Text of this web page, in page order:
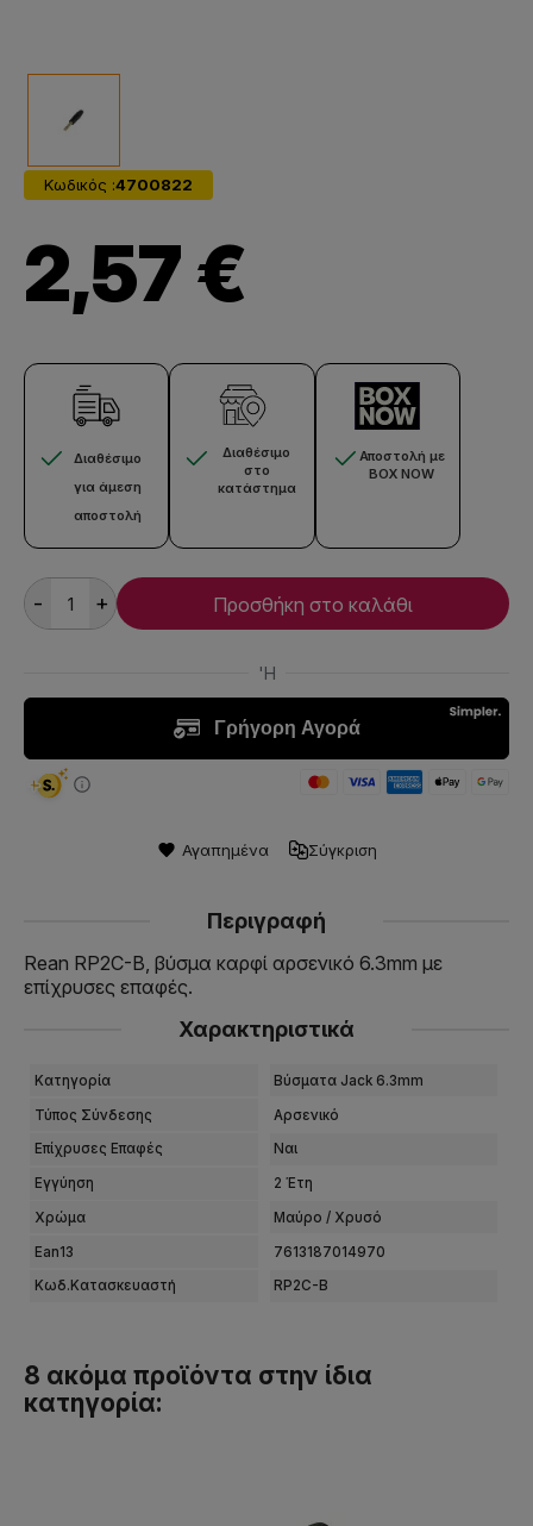
Κωδικός :4700822
2,57 €
Διαθέσιμο
για άμεση
αποστολή
Διαθέσιμο
στο
κατάστημα
Αποστολή με
BOX NOW
- + Προσθήκη στο καλάθι
Αγαπημένα Σύγκριση
Περιγραφή
Rean RP2C-B, βύσμα καρφί αρσενικό 6.3mm με
επίχρυσες επαφές.
Χαρακτηριστικά
Κατηγορία Βύσματα Jack 6.3mm
Τύπος Σύνδεσης Αρσενικό
Επίχρυσες Επαφές Ναι
Εγγύηση 2 Έτη
Χρώμα Μαύρο / Χρυσό
Ean13 7613187014970
Κωδ.Κατασκευαστή RP2C-B
8 ακόμα προϊόντα στην ίδια
κατηγορία: